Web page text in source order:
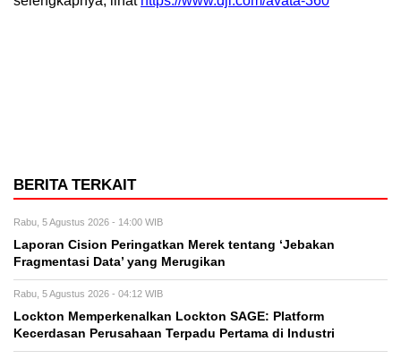
BERITA TERKAIT
Rabu, 5 Agustus 2026 - 14:00 WIB
Laporan Cision Peringatkan Merek tentang ‘Jebakan
Fragmentasi Data’ yang Merugikan
Rabu, 5 Agustus 2026 - 04:12 WIB
Lockton Memperkenalkan Lockton SAGE: Platform
Kecerdasan Perusahaan Terpadu Pertama di Industri